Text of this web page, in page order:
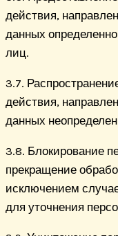
действия,
данных
лиц.
3.7.
действия,
данных
3.8. Блокирование
прекращение
исключением
для уточнения